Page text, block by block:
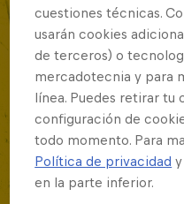
cuestiones técnicas.
usarán cookies
de terceros) o
mercadotecnia y para
línea. Puedes retirar
configuración de
todo momento. Para
Política de privacidad
en la parte inferior.